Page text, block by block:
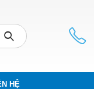
HỆ